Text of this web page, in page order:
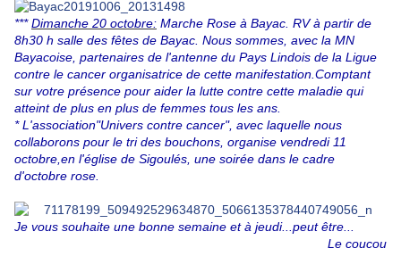
***Dimanche 20 octobre: Marche Rose à Bayac. RV à partir de
8h30 h salle des fêtes de Bayac. Nous sommes, avec la MN
Bayacoise, partenaires de l'antenne du Pays Lindois de la Ligue
contre le cancer organisatrice de cette manifestation.Comptant
sur votre présence pour aider la lutte contre cette maladie qui
atteint de plus en plus de femmes tous les ans.
* L'association"Univers contre cancer", avec laquelle nous
collaborons pour le tri des bouchons, organise vendredi 11
octobre,en l'église de Sigoulés, une soirée dans le cadre
d'octobre rose.
Je vous souhaite une bonne semaine et à jeudi...peut être...
Le coucou